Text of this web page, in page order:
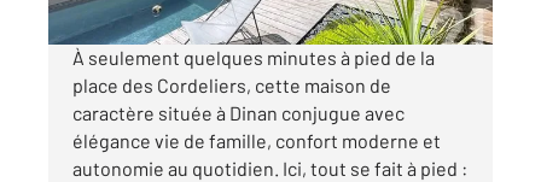
À seulement quelques minutes à pied de la
place des Cordeliers, cette maison de
caractère située à Dinan conjugue avec
élégance vie de famille, confort moderne et
autonomie au quotidien. Ici, tout se fait à pied :